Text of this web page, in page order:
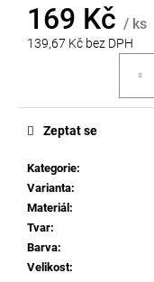
169 Kč / ks
139,67 Kč bez DPH
Kategorie:
Varianta:
Materiál:
Tvar:
Barva:
Velikost:
Zeptat se
e
m
PRECIOSA
VIVA12
NH
SS-